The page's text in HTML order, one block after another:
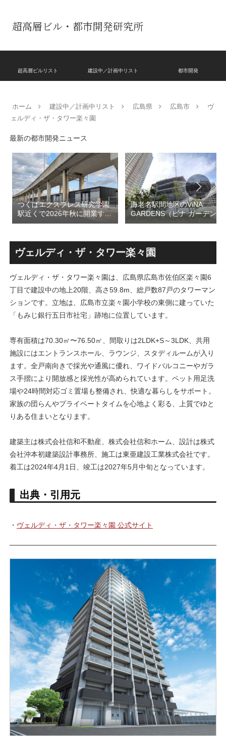
超高層ビル・都市開発研究所
超高層ビルリスト 建設中／計画中リスト 都市開発
ホーム 建設中／計画中リスト 広島県 広島市
ヴ
ェルディ・ザ・タワー楽々園
最新の都市開発ニュース
つくばエクスプレス研究学園
駅近くで2026年秋に開業する
高架下商業施設「寿横
跡地の開発計画や商業ビル建
設進行などにより駅前商業地
が形成へ！！
海老名駅間地区のViNA
GARDENS（ビナ ガーデン
ズ）で建設中の「（仮称）フ
テル温浴棟」2026年夏時点建
設状況！！天然温泉のほか子
育て・ペット関連の複合施設
ヴェルディ・ザ・タワー楽々園
ヴェルディ・ザ・タワー楽々園は、広島県広島市佐伯区楽々園6
丁目で建設中の地上20階、高さ59.8m、総戸数87戸のタワーマン
ションです。立地は、広島市立楽々園小学校の東側に建っていた
「もみじ銀行五日市社宅」跡地に位置しています。
専有面積は70.30㎡〜76.50㎡、間取りは2LDK+S～3LDK、共用
施設にはエントランスホール、ラウンジ、スタディルームが入り
ます。全戸南向きで採光や通風に優れ、ワイドバルコニーやガラ
ス手摺により開放感と採光性が高められています。ペット用足洗
場や24時間対応ゴミ置場も整備され、快適な暮らしをサポート。
家族の団らんやプライベートタイムを心地よく彩る、上質でゆと
りある住まいとなります。
建築主は株式会社信和不動産、株式会社信和ホーム、設計は株式
会社沖本初建築設計事務所、施工は東亜建設工業株式会社です。
着工は2024年4月1日、竣工は2027年5月中旬となっています。
出典・引用元
・ ヴェルディ・ザ・タワー楽々園 公式サイト